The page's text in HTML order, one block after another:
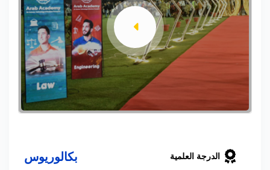
الدرجة العلمية بكالوريوس